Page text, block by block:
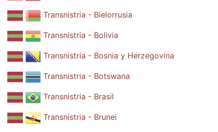
Transnistria - Bielorrusia
Transnistria - Bolivia
Transnistria - Bosnia y Herzegovina
Transnistria - Botswana
Transnistria - Brasil
Transnistria - Brunei